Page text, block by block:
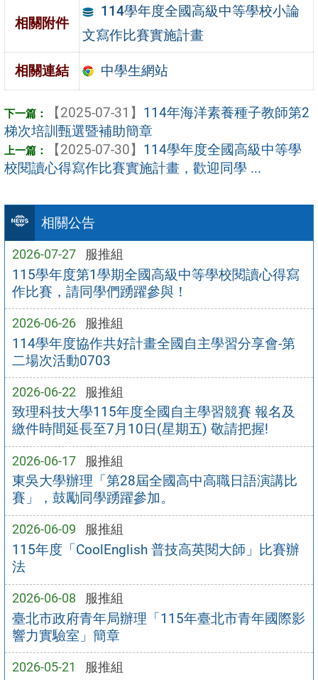
相關公告
2026-07-27 服推組
115學年度第1學期全國高級中等學校閱讀心得寫
作比賽，請同學們踴躍參與！
2026-06-26 服推組
114學年度協作共好計畫全國自主學習分享會-第
二場次活動0703
2026-06-22 服推組
致理科技大學115年度全國自主學習競賽 報名及
繳件時間延長至7月10日(星期五) 敬請把握!
2026-06-17 服推組
東吳大學辦理「第28屆全國高中高職日語演講比
賽」，鼓勵同學踴躍參加。
2026-06-09 服推組
115年度「CoolEnglish 普技高英閱大師」比賽辦
法
2026-06-08 服推組
臺北市政府青年局辦理「115年臺北市青年國際影
響力實驗室」簡章
2026-05-21 服推組
相關附件
114學年度全國高級中等學校小論
文寫作比賽實施計畫
相關連結 中學生網站
【2025-07-31】 114年海洋素養種子教師第2
梯次培訓甄選暨補助簡章
【2025-07-30】 114學年度全國高級中等學
校閱讀心得寫作比賽實施計畫，歡迎同學 ...